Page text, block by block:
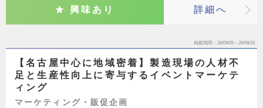
興味あり 詳細へ
掲載期間 26/08/05～26/08/18
【名古屋中心に地域密着】製造現場の人材不
足と生産性向上に寄与するイベントマーケテ
ィング
マーケティング・販促企画